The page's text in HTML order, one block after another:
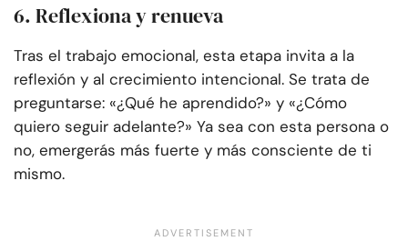
6. Reflexiona y renueva
Tras el trabajo emocional, esta etapa invita a la
reflexión y al crecimiento intencional. Se trata de
preguntarse: «¿Qué he aprendido?» y «¿Cómo
quiero seguir adelante?» Ya sea con esta persona o
no, emergerás más fuerte y más consciente de ti
mismo.